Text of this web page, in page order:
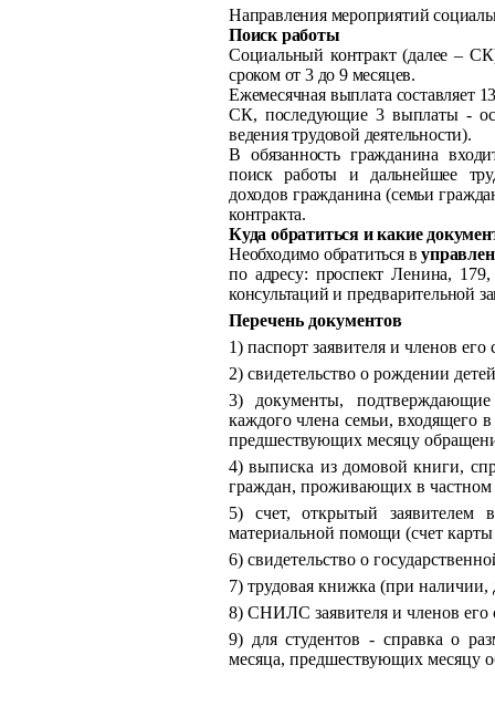
Направления мероприятий
Поиск работы
Социальный контракт (далее –
сроком от 3 до 9 месяцев.
Ежемесячная выплата составляет
СК, последующие 3 выплаты -
ведения трудовой деятельности).
В обязанность гражданина
поиск работы и дальнейшее
доходов гражданина (семьи
контракта.
Куда обратиться и какие
Необходимо обратиться в
по адресу: проспект Ленина,
консультаций и предварительной
Перечень документов
1) паспорт заявителя и членов его
2) свидетельство о рождении
3) документы,
каждого члена семьи, входящего
предшествующих месяцу
4) выписка из домовой книги,
граждан, проживающих в частном
5) счет, открытый заявителем
материальной помощи (счет
6) свидетельство о
7) трудовая книжка (при
8) СНИЛС заявителя и членов его
9) для студентов - справка о
месяца, предшествующих месяцу